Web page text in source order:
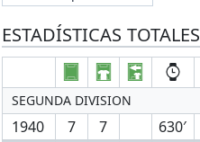
ESTADÍSTICAS TOTALES
SEGUNDA DIVISION
1940 7 7 630′